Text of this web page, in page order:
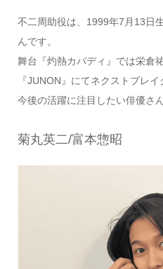
不二周助役は、1999年7月13日
んです。
舞台『灼熱カバディ』では栄倉
『JUNON』にてネクストブレ
今後の活躍に注目したい俳優さ
菊丸英二/富本惣昭